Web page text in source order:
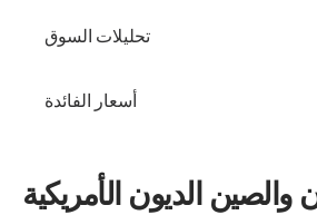
تحليلات السوق
أسعار الفائدة
والصين الديون الأمريكية